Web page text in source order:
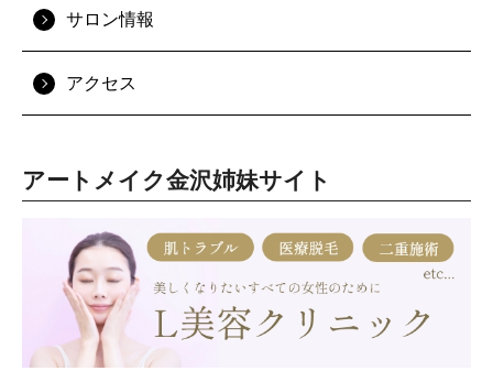
サロン情報
アクセス
アートメイク金沢姉妹サイト